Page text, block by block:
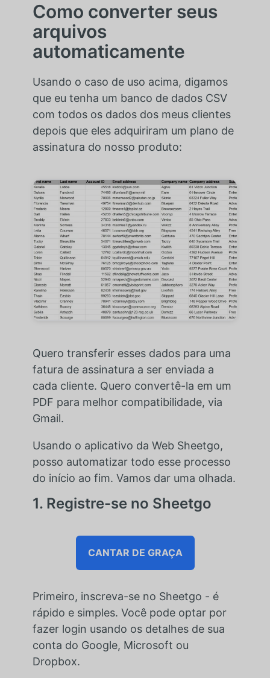
Como converter seus
arquivos
automaticamente
Usando o caso de uso acima, digamos
que eu tenha um banco de dados CSV
com todos os dados dos meus clientes
depois que eles adquiriram um plano de
assinatura do nosso produto:
Quero transferir esses dados para uma
fatura de assinatura a ser enviada a
cada cliente. Quero convertê-la em um
PDF para melhor compatibilidade, via
Gmail.
Usando o aplicativo da Web Sheetgo,
posso automatizar todo esse processo
do início ao fim. Vamos dar uma olhada.
1. Registre-se no Sheetgo
CANTAR DE GRAÇA
Primeiro, inscreva-se no Sheetgo - é
rápido e simples. Você pode optar por
fazer login usando os detalhes de sua
conta do Google, Microsoft ou
Dropbox.